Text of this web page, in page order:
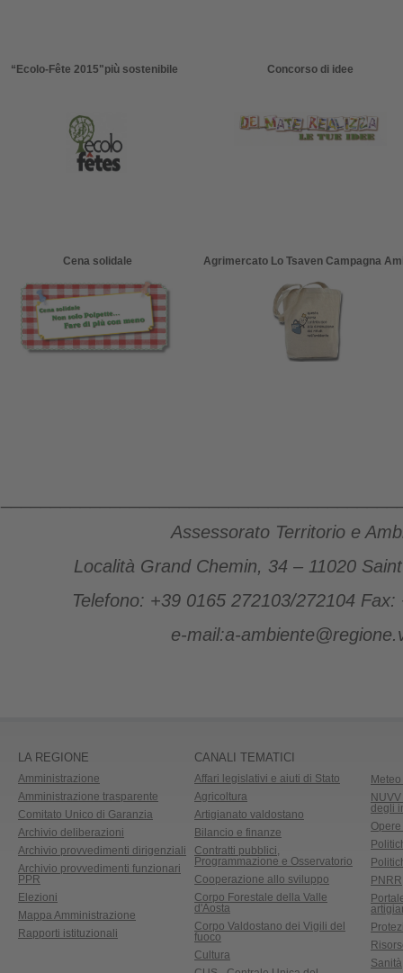
“Ecolo-Fête 2015"più sostenibile Concorso di idee
Cena solidale Agrimercato Lo Tsaven Campagna
Assessorato Territorio e
Località Grand Chemin, 34 – 11020
Telefono: +39 0165 272103/272104 Fax:
e-mail:a-
LA REGIONE
Amministrazione
Amministrazione trasparente
Comitato Unico di Garanzia
Archivio deliberazioni
Archivio provvedimenti dirigenziali
Archivio provvedimenti funzionari
PPR
Elezioni
Mappa Amministrazione
Rapporti istituzionali
CANALI TEMATICI
Affari legislativi e aiuti di Stato
Agricoltura
Artigianato valdostano
Bilancio e finanze
Contratti pubblici,
Programmazione e Osservatorio
Cooperazione allo sviluppo
Corpo Forestale della Valle
d'Aosta
Corpo Valdostano dei Vigili del
fuoco
Cultura
degli
PNRR
Sanità